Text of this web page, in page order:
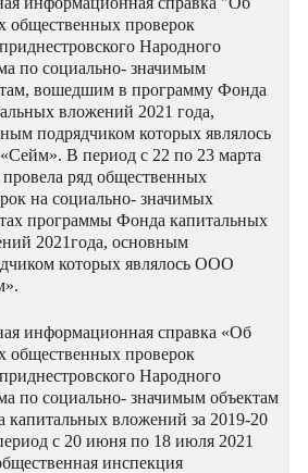
общественных проверок
Народного
по социально- значимым
вошедшим в программу Фонда
вложений 2021 года,
подрядчиком которых являлось
В период с 22 по 23 марта
провела ряд общественных
на социально- значимых
программы Фонда капитальных
2021года, основным
которых являлось ООО
информационная справка «Об
общественных проверок
Народного
по социально- значимым объектам
капитальных вложений за 2019-20
с 20 июня по 18 июля 2021
инспекция